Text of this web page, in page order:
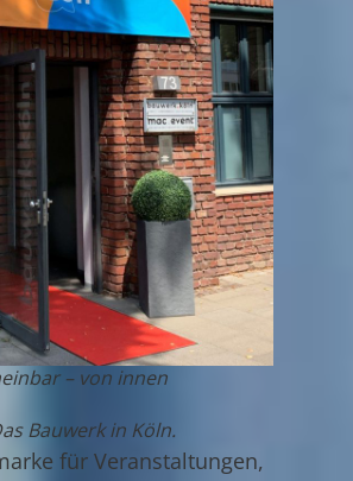
– von innen
Bauwerk in Köln.
für Veranstaltungen,